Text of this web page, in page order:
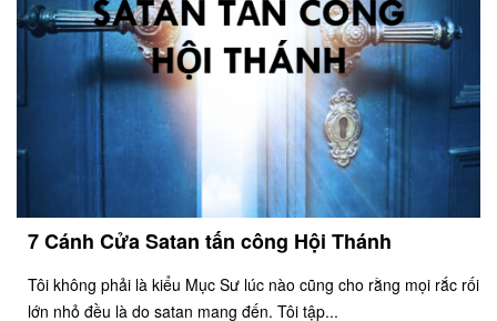
7 Cánh Cửa Satan tấn công Hội Thánh
Tôi không phải là kiểu Mục Sư lúc nào cũng cho rằng mọi rắc rối
lớn nhỏ đều là do satan mang đến. Tôi tập...